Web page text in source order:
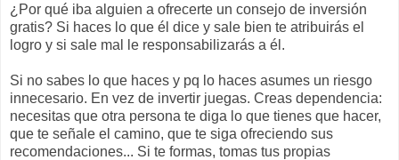
¿Por qué iba alguien a ofrecerte un consejo de inversión
gratis? Si haces lo que él dice y sale bien te atribuirás el
logro y si sale mal le responsabilizarás a él.
Si no sabes lo que haces y pq lo haces asumes un riesgo
innecesario. En vez de invertir juegas. Creas dependencia:
necesitas que otra persona te diga lo que tienes que hacer,
que te señale el camino, que te siga ofreciendo sus
recomendaciones... Si te formas, tomas tus propias